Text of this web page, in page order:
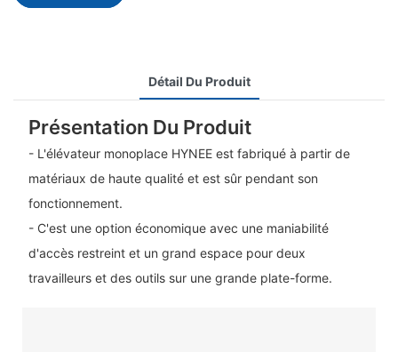
Détail Du Produit
Présentation Du Produit
- L'élévateur monoplace HYNEE est fabriqué à partir de
matériaux de haute qualité et est sûr pendant son
fonctionnement.
- C'est une option économique avec une maniabilité
d'accès restreint et un grand espace pour deux
travailleurs et des outils sur une grande plate-forme.